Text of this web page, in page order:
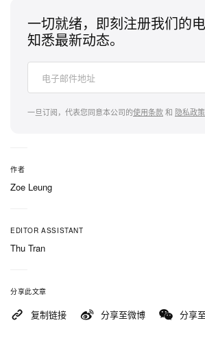
一切就绪，即刻注册我们的
知悉最新动态。
一旦订阅，代表您同意本公司的使用条款和 隐私政策
作者
Zoe Leung
EDITOR ASSISTANT
Thu Tran
分享此文章
复制链接 分享至微博 分享